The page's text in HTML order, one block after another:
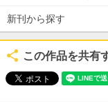
新刊から探す
この作品を共有